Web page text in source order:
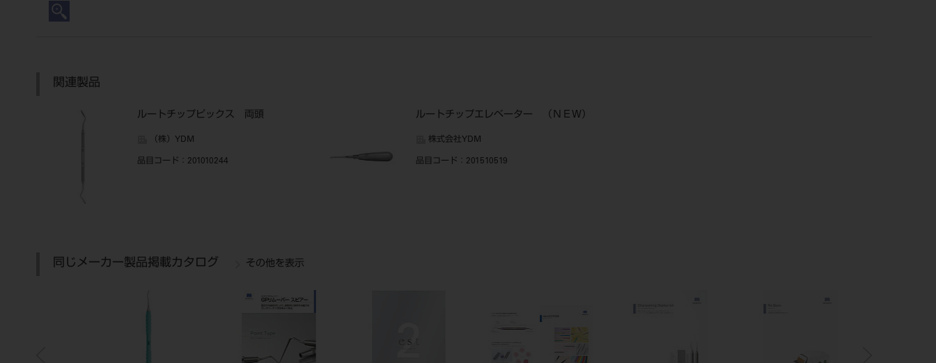
関連製品
ルートチップピックス 両頭
（株）YDM
品目コード ：201010244
ルートチップエレベーター （ＮＥＷ）
株式会社YDM
品目コード ：201510519
同じメーカー製品掲載カタログ その他を表示